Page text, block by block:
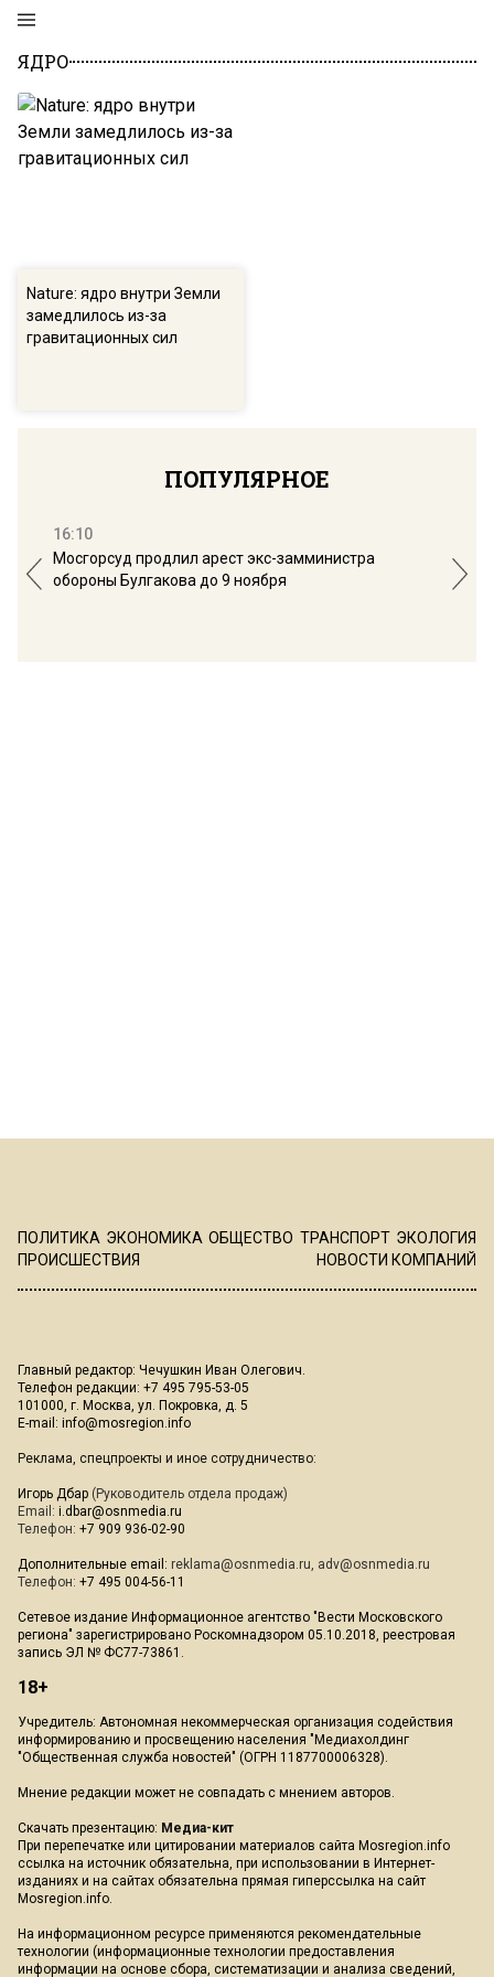
ЯДРО
Nature: ядро внутри Земли
замедлилось из-за
гравитационных сил
ПОПУЛЯРНОЕ
16:10
Мосгорсуд продлил арест экс-замминистра
обороны Булгакова до 9 ноября
ПОЛИТИКА ЭКОНОМИКА ОБЩЕСТВО ТРАНСПОРТ ЭКОЛОГИЯ
ПРОИСШЕСТВИЯ
НОВОСТИ КОМПАНИЙ
Главный редактор: Чечушкин Иван Олегович.
Телефон редакции: +7 495 795-53-05
101000, г. Москва, ул. Покровка, д. 5
E-mail: info@mosregion.info
Реклама, спецпроекты и иное сотрудничество:
Игорь Дбар (Руководитель отдела продаж)
Email: i.dbar@osnmedia.ru
Телефон: +7 909 936-02-90
Дополнительные email: reklama@osnmedia.ru, adv@osnmedia.ru
Телефон: +7 495 004-56-11
Сетевое издание Информационное агентство "Вести Московского
региона" зарегистрировано Роскомнадзором 05.10.2018, реестровая
запись ЭЛ № ФС77-73861.
18+
Учредитель: Автономная некоммерческая организация содействия
информированию и просвещению населения "Медиахолдинг
"Общественная служба новостей" (ОГРН 1187700006328).
Мнение редакции может не совпадать с мнением авторов.
Скачать презентацию: Медиа-кит
При перепечатке или цитировании материалов сайта Mosregion.info
ссылка на источник обязательна, при использовании в Интернет-
изданиях и на сайтах обязательна прямая гиперссылка на сайт
Mosregion.info.
На информационном ресурсе применяются рекомендательные
технологии (информационные технологии предоставления
информации на основе сбора, систематизации и анализа сведений,